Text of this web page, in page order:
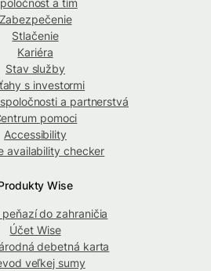
Zabezpečenie
Stlačenie
Kariéra
Stav služby
s investormi
a partnerstvá
pomoci
Accessibility
availability checker
Wise
peňazí do zahraničia
Účet Wise
debetná karta
veľkej sumy